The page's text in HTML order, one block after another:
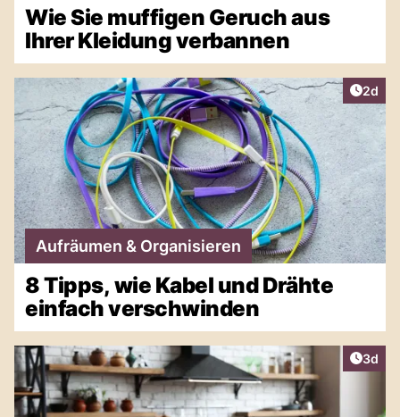
Wie Sie muffigen Geruch aus
Ihrer Kleidung verbannen
2d
Aufräumen & Organisieren
8 Tipps, wie Kabel und Drähte
einfach verschwinden
3d